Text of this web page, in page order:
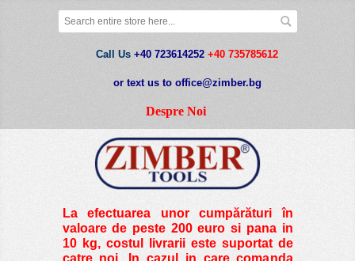
Call Us +40 723614252 +40 735785612
or text us to office@zimber.bg
Despre Noi
La efectuarea unor cumpărături în
valoare de peste200 euro si pana in
10 kg, costul livrarii este suportat de
catre noi. In cazul in care comanda